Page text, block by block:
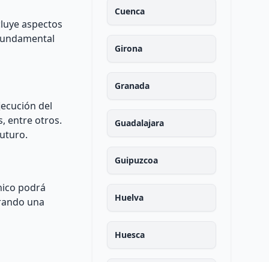
aspectos
del
entre otros.
podrá
una
Cuenca
Girona
Granada
Guadalajara
Guipuzcoa
Huelva
Huesca